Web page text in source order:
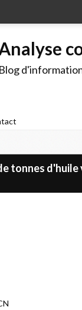
Blog
tonnes